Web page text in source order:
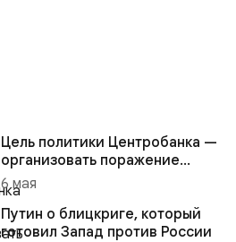
Цель политики Центробанка —
организовать поражение
России в вооружённом
конфликте с США
6 мая
Путин о блицкриге, который
готовил Запад против России